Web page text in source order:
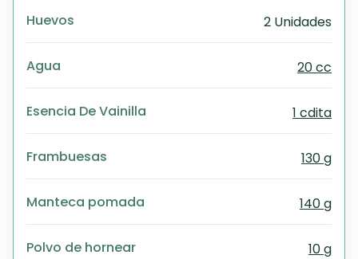
Huevos 2 Unidades
Agua 20 cc
Esencia De Vainilla 1 cdita
Frambuesas 130 g
Manteca pomada 140 g
Polvo de hornear 10 g